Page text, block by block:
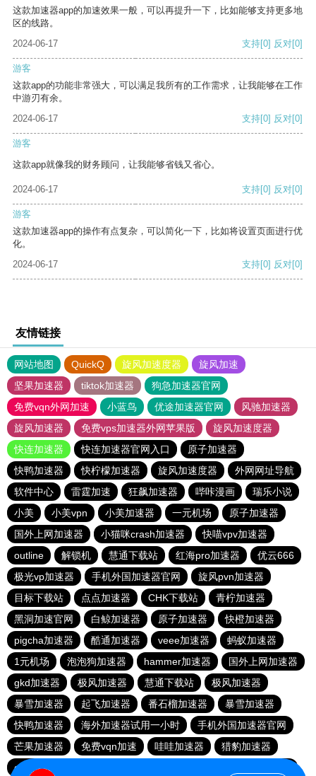
这款加速器app的加速效果一般，可以再提升一下，比如能够支持更多地
区的线路。
2024-06-17
支持[0] 反对[0]
游客
这款app的功能非常强大，可以满足我所有的工作需求，让我能够在工作
中游刃有余。
2024-06-17
支持[0] 反对[0]
游客
这款app就像我的财务顾问，让我能够省钱又省心。
2024-06-17 支持[0] 反对[0]
游客
这款加速器app的操作有点复杂，可以简化一下，比如将设置页面进行优
化。
2024-06-17
支持[0] 反对[0]
友情链接
网站地图 QuickQ 旋风加速度器
旋风加速
坚果加速器
tiktok加速器
狗急加速器官网
免费vqn外网加速
小蓝鸟 优途加速器官网
风驰加速器
旋风加速器
免费vps加速器外网苹果版
旋风加速度器
快连加速器
快连加速器官网入口
原子加速器
快鸭加速器
快柠檬加速器 旋风加速度器
外网网址导航
软件中心
雷霆加速 狂飙加速器 哔咔漫画
瑞乐小说
小美
小美vpn 小美加速器 一元机场
原子加速器
国外上网加速器
小猫咪crash加速器
快喵vpv加速器
outline
解锁机 慧通下载站 红海pro加速器
优云666
极光vp加速器
手机外国加速器官网
旋风pvn加速器
目标下载站
点点加速器 CHK下载站
青柠加速器
黑洞加速官网
白鲸加速器 原子加速器
快橙加速器
pigcha加速器
酷通加速器 veee加速器
蚂蚁加速器
1元机场
泡泡狗加速器 hammer加速器
国外上网加速器
gkd加速器
极风加速器 慧通下载站
极风加速器
暴雪加速器
起飞加速器 番石榴加速器
暴雪加速器
快鸭加速器
海外加速器试用一小时
手机外国加速器官网
芒果加速器
免费vqn加速 哇哇加速器
猎豹加速器
gkd加速器